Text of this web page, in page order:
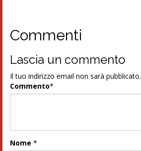
Commenti
Lascia un commento
Il tuo indirizzo email non sarà pubblicato.
Commento*
Nome *